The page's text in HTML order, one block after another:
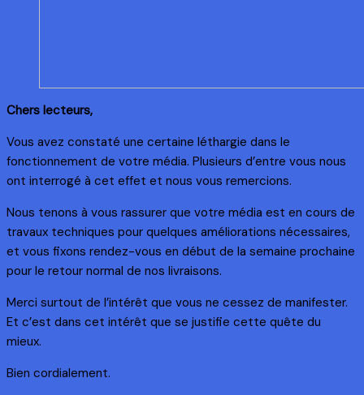
Chers lecteurs,
Vous avez constaté une certaine léthargie dans le
fonctionnement de votre média. Plusieurs d’entre vous nous
ont interrogé à cet effet et nous vous remercions.
Nous tenons à vous rassurer que votre média est en cours de
travaux techniques pour quelques améliorations nécessaires,
et vous fixons rendez-vous en début de la semaine prochaine
pour le retour normal de nos livraisons.
Merci surtout de l’intérêt que vous ne cessez de manifester.
Et c’est dans cet intérêt que se justifie cette quête du
mieux.
Bien cordialement.